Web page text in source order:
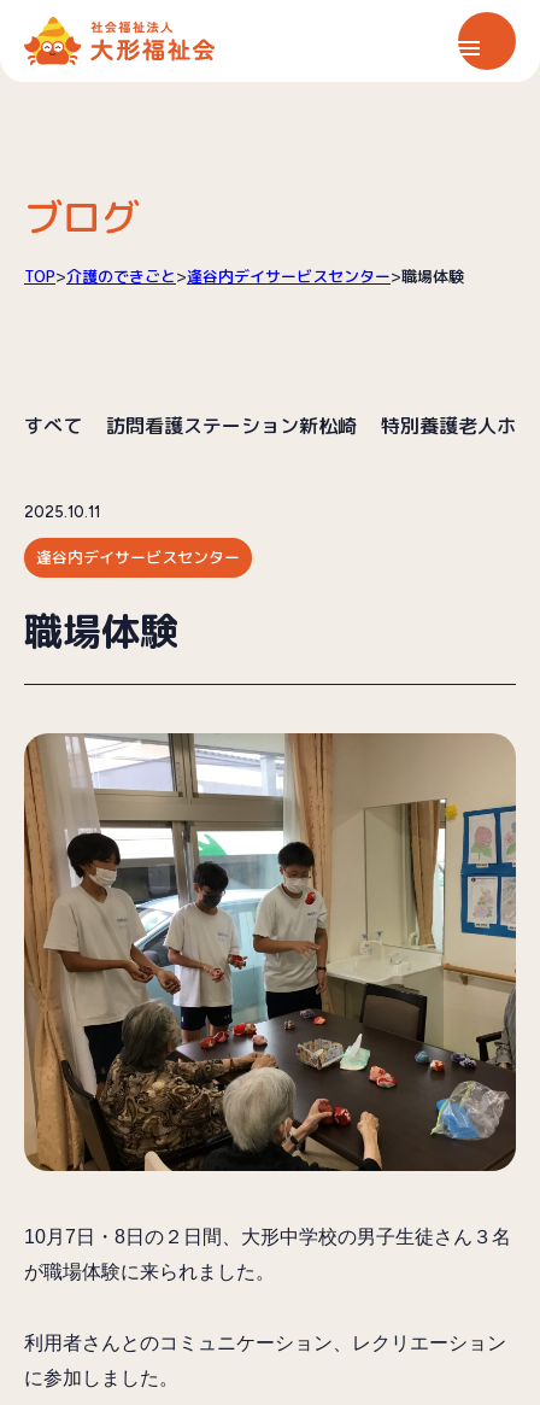
大形福祉会について
保育サービス
情報公開
お知らせ
お問い合わせ
プライバシーポリシー
025-257-9633（受付時間／9:00〜18:00）
ブログ
TOP>介護のできごと>逢谷内デイサービスセンター>職場体験
すべて 訪問看護ステーション新松崎 特別養護老人ホ
2025.10.11
逢谷内デイサービスセンター
職場体験
10月7日・8日の２日間、大形中学校の男子生徒さん３名
が職場体験に来られました。
利用者さんとのコミュニケーション、レクリエーション
に参加しました。